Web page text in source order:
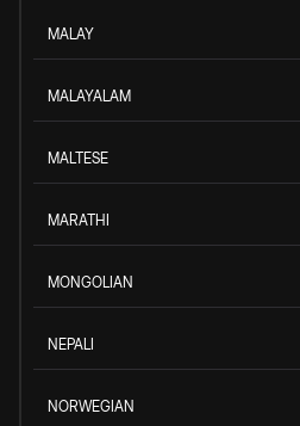
MALAY
MALAYALAM
MALTESE
MARATHI
MONGOLIAN
NEPALI
NORWEGIAN